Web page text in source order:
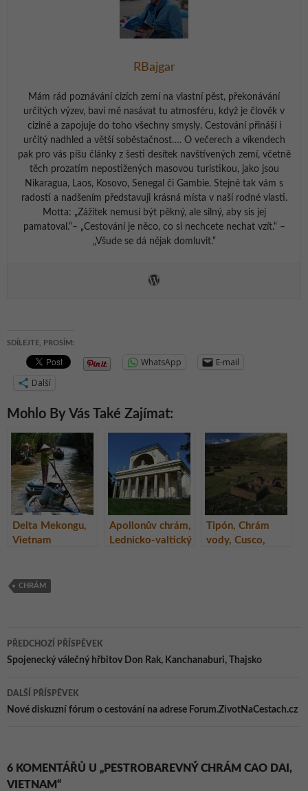
RBajgar
Mám rád poznávání cizích zemí na vlastní pěst, překonávání
určitých výzev, baví mě nasávat tu atmosféru, když je člověk v
cizině a zapojuje do toho všechny smysly. Cestování přináší i
určitý nadhled a větší soběstačnost…. O večerech a víkendech
pak pro vás píšu články z šesti desítek navštívených zemí, včetně
těch prozatím nepostižených masovou turistikou, jako jsou
Nikaragua, Laos, Kosovo, Senegal či Gambie. Stejně tak vám s
radostí a nadšením představuji krásná místa v naší rodné vlasti.
Motta: „Zážitek nemusí být pěkný, ale silný, aby sis jej
pamatoval.“– „Cestování je něco, co si nechcete nechat vzít.“ –
„Všude se dá nějak domluvit.“
SDÍLEJTE, PROSÍM:
WhatsApp
E-mail
Další
Mohlo By Vás Také Zajímat:
Delta Mekongu,
Vietnam
Apollonův chrám,
Lednicko-valtický
Tipón, Chrám
vody, Cusco,
CHRÁM
Navigace
pro
příspěvky
PŘEDCHOZÍ PŘÍSPĚVEK
Spojenecký válečný hřbitov Don Rak, Kanchanaburi, Thajsko
DALŠÍ PŘÍSPĚVEK
Nové diskuzní fórum o cestování na adrese Forum.ZivotNaCestach.cz
6 KOMENTÁŘŮ U „PESTROBAREVNÝ CHRÁM CAO DAI,
VIETNAM“